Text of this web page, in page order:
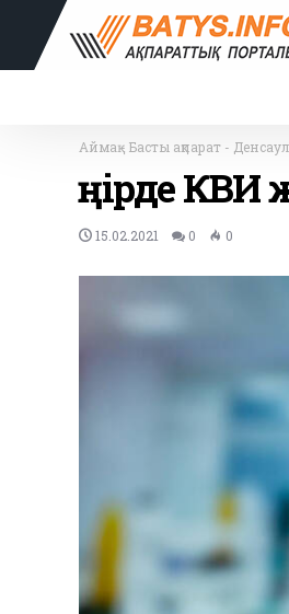
Аймақ- Басты ақпарат -
Өңірде
15.02.2021 0 0